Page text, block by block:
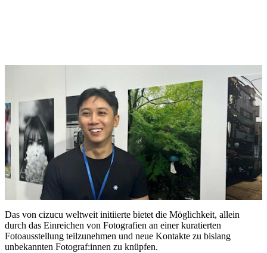
Das von cizucu weltweit initiierte bietet die Möglichkeit, allein
durch das Einreichen von Fotografien an einer kuratierten
Fotoausstellung teilzunehmen und neue Kontakte zu bislang
unbekannten Fotograf:innen zu knüpfen.